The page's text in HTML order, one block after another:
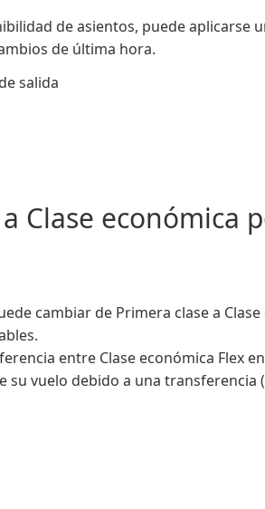
de asientos, puede
de última hora.
salida
Clase
cambiar de Primera clase a
entre Clase económica Flex
su vuelo debido a una